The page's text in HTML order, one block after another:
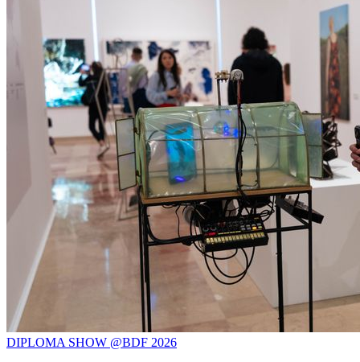
DIPLOMA SHOW @BDF 2026